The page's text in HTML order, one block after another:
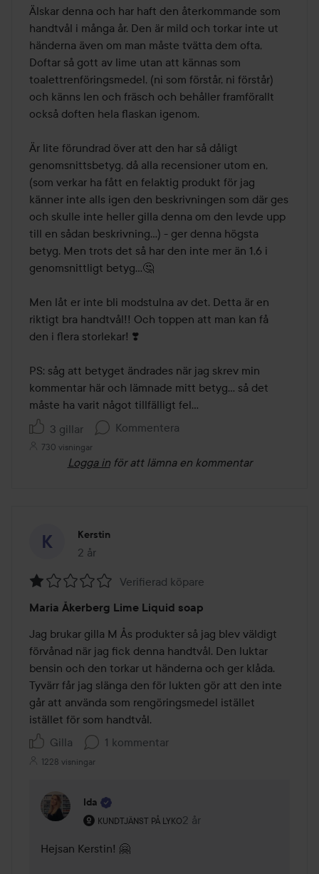
av
5
Älskar denna och har haft den återkommande som
handtvål i många år. Den är mild och torkar inte ut
händerna även om man måste tvätta dem ofta,
Doftar så gott av lime utan att kännas som
toalettrenföringsmedel, (ni som förstår, ni förstår)
och känns len och fräsch och behåller framförallt
också doften hela flaskan igenom.
Är lite förundrad över att den har så dåligt
genomsnittsbetyg, då alla recensioner utom en,
(som verkar ha fått en felaktig produkt för jag
känner inte alls igen den beskrivningen som där ges
och skulle inte heller gilla denna om den levde upp
till en sådan beskrivning…) - ger denna högsta
betyg. Men trots det så har den inte mer än 1,6 i
genomsnittligt betyg…🤔
Men låt er inte bli modstulna av det. Detta är en
riktigt bra handtvål!! Och toppen att man kan få
den i flera storlekar! ❣️
PS: såg att betyget ändrades när jag skrev min
kommentar här och lämnade mitt betyg… så det
måste ha varit något tillfälligt fel…
3 gillar
Kommentera
730 visningar
Logga in för att lämna en kommentar
Kerstin
2 år
Inlägget skapades 2 år
1
av
5
Verifierad köpare
Maria Åkerberg Lime Liquid soap
Jag brukar gilla M Ås produkter så jag blev väldigt
förvånad när jag fick denna handtvål. Den luktar
bensin och den torkar ut händerna och ger klåda.
Tyvärr får jag slänga den för lukten gör att den inte
går att använda som rengöringsmedel istället
istället för som handtvål.
Gilla
1 kommentar
1228 visningar
Ida
KUNDTJÄNST PÅ LYKO
Användarens roll: Kundtjänst på Lyko.
2 år
Kommentaren lades 2 år
Hejsan Kerstin! 🤗